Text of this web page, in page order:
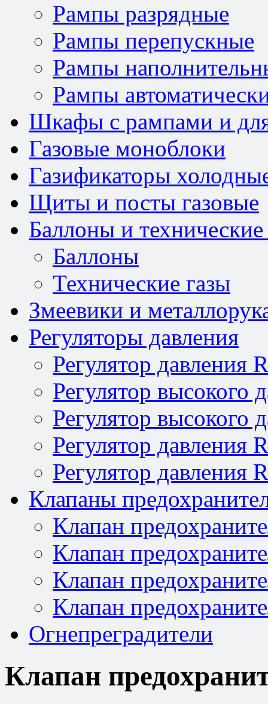
Рампы разрядные
Рампы перепускные
Рампы
Рампы
Шкафы с рампами и
Газовые моноблоки
Газификаторы
Щиты и посты газовые
Баллоны и технические
Баллоны
Технические газы
Змеевики и
Регуляторы давления
Регулятор давления
Регулятор высокого
Регулятор высокого
Регулятор давления
Регулятор давления
Клапаны
Клапан
Клапан
Клапан
Клапан
Огнепреградители
Клапан